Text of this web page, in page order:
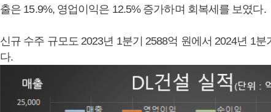
출은 15.9%, 영업이익은 12.5% 증가하며 회복세를 보였다.
신규 수주 규모도 2023년 1분기 2588억 원에서 2024년 1
다.